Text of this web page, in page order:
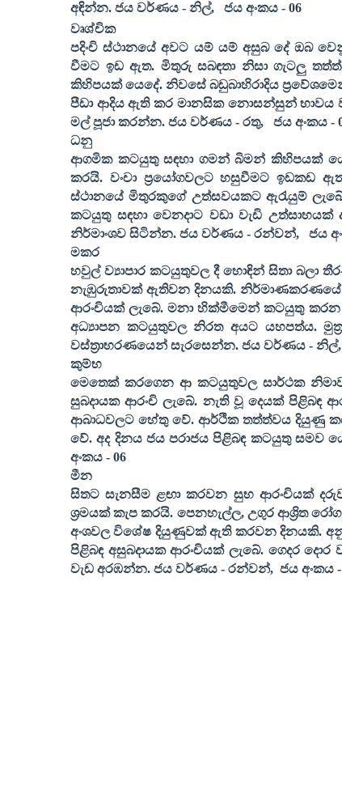
අඳින්න. ජය වර්ණය - නිල්, ජය අංකය - 06
වෘශ්චික
පදිංචි ස්ථානයේ අවට යම් යම් අසුබ දේ ඔබ
වීමට ඉඩ ඇත. මිතුරු සබඳතා නිසා ගැටලු
කිහිපයක් යෙදේ. නිවසේ බඩුබාහිරාදිය
පීඩා ආදිය ඇති කර මානසික නොසන්සුන් භාවය
මල් පූජා කරන්න. ජය වර්ණය - රතු, ජය අංකය -
ධනු
ආගමික කටයුතු සඳහා ගමන් බිමන් කිහිපයක්
කරයි. වංචා ප්‍රයෝගවලට හසුවීමට ඉඩකඩ
ස්ථානයේ මිතුරකුගේ උත්සවයකට ඇරැයුම්
කටයුතු සඳහා වෙනදාට වඩා වැඩි උත්සාහයක්
නිර්මාංශව සිටින්න. ජය වර්ණය - රන්වන්, ජය
මකර
හවුල් ව්‍යාපාර කටයුතුවල දී හොඳින් සිතා බලා
නැඹුරුතාවක් ඇතිවන දිනයකි.
ආරංචියක් ලැබේ. මනා හික්මීමෙන් කටයුතු කරන
අධ්‍යාපන කටයුතුවල නිරත අයට යහපත්ය.
වස්ත්‍රාභරණයෙන් සැරසෙන්න. ජය වර්ණය - නිල්,
කුම්භ
මෙතෙක් කරගෙන ආ කටයුතුවල සාර්ථක
සුබදායක ආරංචි ලැබේ. නැති වූ දෙයක්
ආබාධවලට හේතු වේ. ආර්ථික තත්ත්වය දියුණු
වේ. අද දිනය ජය පරාජය පිළිබඳ කටයුතු සමව
අංකය - 06
මීන
සිතට සැනසීම ළඟා කරවන සුභ ආරංචියක්
ශ්‍රමයක් කැප කරයි. පෙනහැල්ල, උගුර ආශ්‍රිත
අංශවල විශේෂ දියුණුවක් ඇති කරවන දිනයකි.
පිළිබඳ අසුබදායක ආරංචියක් ලැබේ. ගෙදර
වැඩ අරඹන්න. ජය වර්ණය - රන්වන්, ජය අංකය